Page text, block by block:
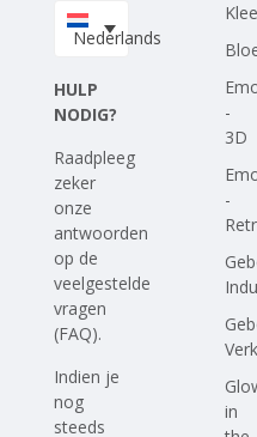
Upload je eigen ontwerp
Nederlands
HULP
NODIG?
Raadpleeg
zeker
onze
antwoorden
op de
veelgestelde
vragen
(FAQ).
Indien je
nog
steeds
-
3D
-
in